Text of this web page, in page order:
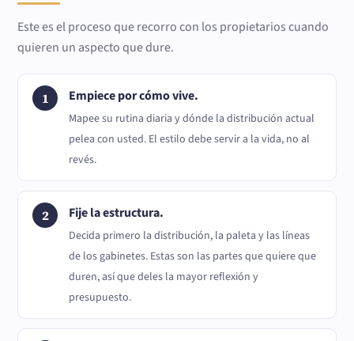
Este es el proceso que recorro con los propietarios cuando
quieren un aspecto que dure.
Empiece por cómo vive.
Mapee su rutina diaria y dónde la distribución actual
pelea con usted. El estilo debe servir a la vida, no al
revés.
Fije la estructura.
Decida primero la distribución, la paleta y las líneas
de los gabinetes. Estas son las partes que quiere que
duren, así que deles la mayor reflexión y
presupuesto.